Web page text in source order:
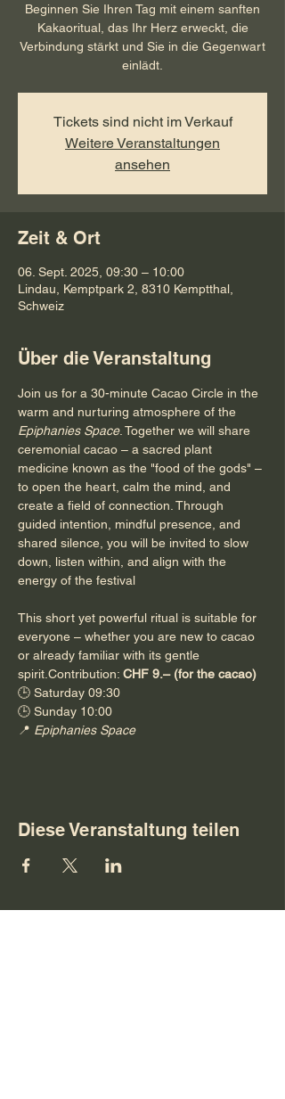
Beginnen Sie Ihren Tag mit einem sanften
Kakaoritual, das Ihr Herz erweckt, die
Verbindung stärkt und Sie in die Gegenwart
einlädt.
Tickets sind nicht im Verkauf
Weitere Veranstaltungen
ansehen
Zeit & Ort
06. Sept. 2025, 09:30 – 10:00
Lindau, Kemptpark 2, 8310 Kemptthal,
Schweiz
Über die Veranstaltung
Join us for a 30-minute Cacao Circle in the
warm and nurturing atmosphere of the
Epiphanies Space. Together we will share
ceremonial cacao – a sacred plant
medicine known as the "food of the gods" –
to open the heart, calm the mind, and
create a field of connection. Through
guided intention, mindful presence, and
shared silence, you will be invited to slow
down, listen within, and align with the
energy of the festival
This short yet powerful ritual is suitable for
everyone – whether you are new to cacao
or already familiar with its gentle
spirit.Contribution: CHF 9.– (for the cacao)
🕒 Saturday 09:30
🕒 Sunday 10:00
📍 Epiphanies Space
Diese Veranstaltung teilen